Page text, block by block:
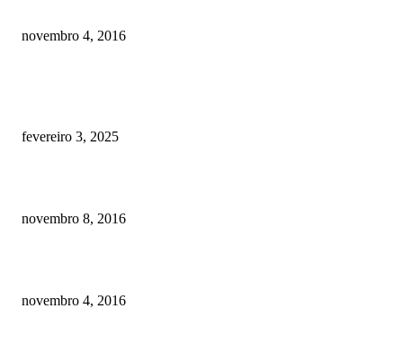
novembro 4, 2016
fevereiro 3, 2025
novembro 8, 2016
novembro 4, 2016